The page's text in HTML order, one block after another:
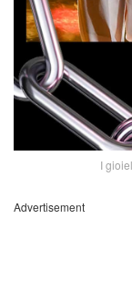
I
Advertisement